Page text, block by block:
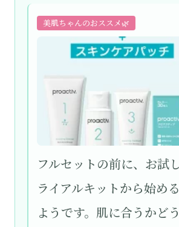
美肌ちゃんのおススメ🌿
フルセットの前に、お試
ライアルキットから始め
ようです。肌に合うかど